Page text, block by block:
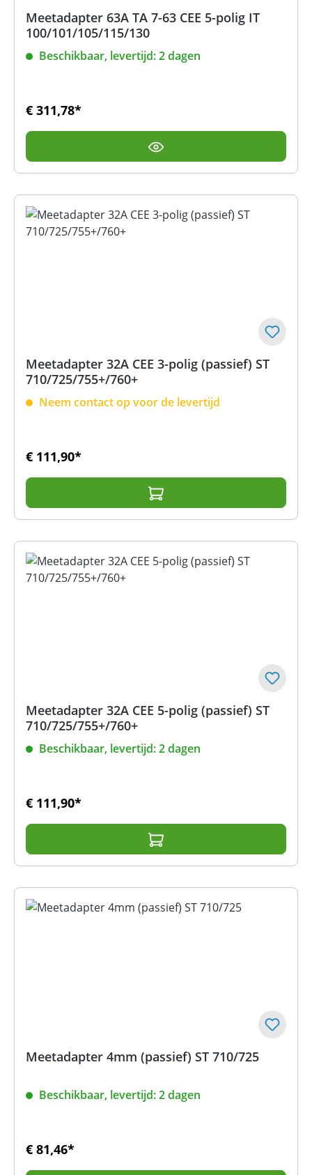
Meetadapter 63A TA 7-63 CEE 5-polig IT
100/101/105/115/130
Beschikbaar, levertijd: 2 dagen
€ 311,78*
Meetadapter 32A CEE 3-polig (passief) ST
710/725/755+/760+
Neem contact op voor de levertijd
€ 111,90*
Meetadapter 32A CEE 5-polig (passief) ST
710/725/755+/760+
Beschikbaar, levertijd: 2 dagen
€ 111,90*
Meetadapter 4mm (passief) ST 710/725
Beschikbaar, levertijd: 2 dagen
€ 81,46*